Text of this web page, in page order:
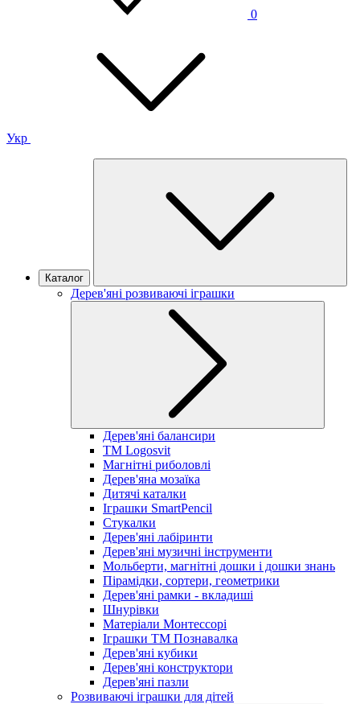
0
Укр
Каталог
Дерев'яні розвиваючі іграшки
Дерев'яні балансири
TM Logosvit
Магнітні риболовлі
Дерев'яна мозаїка
Дитячі каталки
Іграшки SmartPencil
Стукалки
Дерев'яні лабіринти
Дерев'яні музичні інструменти
Мольберти, магнітні дошки і дошки знань
Пірамідки, сортери, геометрики
Дерев'яні рамки - вкладиші
Шнурівки
Матеріали Монтессорі
Іграшки ТМ Познавалка
Дерев'яні кубики
Дерев'яні конструктори
Дерев'яні пазли
Розвиваючі іграшки для дітей